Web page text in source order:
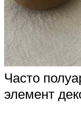
Часто
элемент